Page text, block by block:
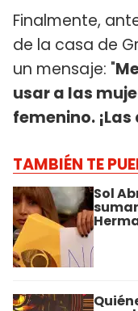
Finalmente,
de la casa de
un mensaje: "
usar a las
femenino.
TAMBIÉN TE
Sol